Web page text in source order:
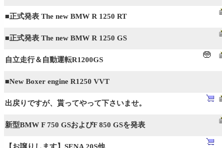
■正式発表 The new BMW R 1250 RT
■正式発表 The new BMW R 1250 GS
自立走行＆自動運転R1200GS
■New Boxer engine R1250 VVT
出戻りですが、貰ってやって下さいませ。
新型BMW F 750 GSおよびF 850 GSを発表